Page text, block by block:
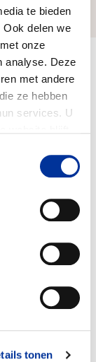
te bieden
delen we
onze
analyse. Deze
met andere
ze hebben
services. U
tonen